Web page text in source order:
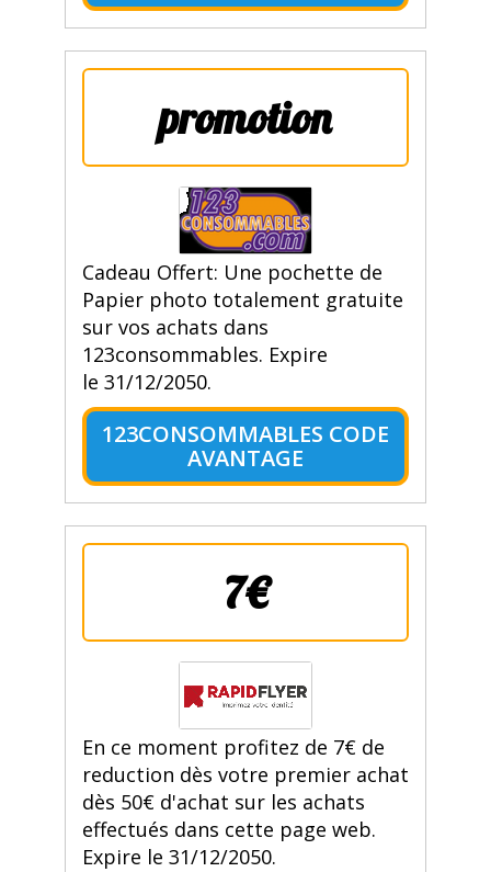
promotion
Cadeau Offert: Une pochette de
Papier photo totalement gratuite
sur vos achats dans
123consommables. Expire
le 31/12/2050.
123CONSOMMABLES CODE
AVANTAGE
7€
En ce moment profitez de 7€ de
reduction dès votre premier achat
dès 50€ d'achat sur les achats
effectués dans cette page web.
Expire le 31/12/2050.